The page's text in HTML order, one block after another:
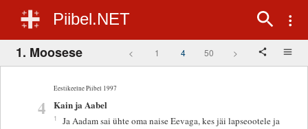
Piibel.NET
1. Moosese < 1 4 50 >
Eestikeelne Piibel 1997
4 Kain ja Aabel
1
Ja Aadam sai ühte oma naise Eevaga, kes jäi lapseootele ja